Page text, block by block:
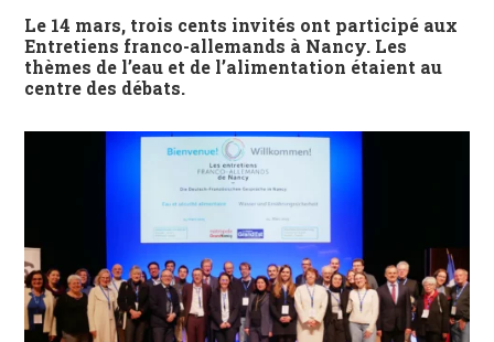
Le 14 mars, trois cents invités ont participé aux
Entretiens franco-allemands à Nancy. Les
thèmes de l’eau et de l’alimentation étaient au
centre des débats.